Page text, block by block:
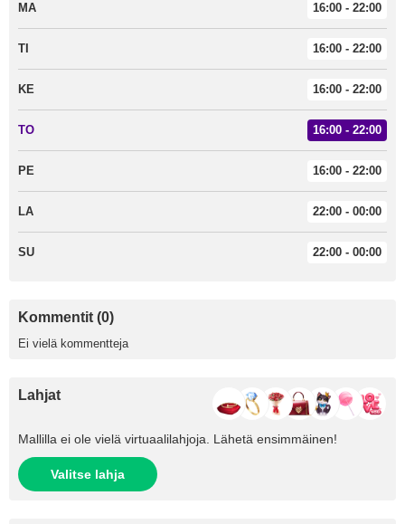
MA 16:00 - 22:00
TI 16:00 - 22:00
KE 16:00 - 22:00
TO 16:00 - 22:00
PE 16:00 - 22:00
LA 22:00 - 00:00
SU 22:00 - 00:00
Kommentit (0)
Ei vielä kommentteja
Lahjat
Mallilla ei ole vielä virtuaalilahjoja. Lähetä ensimmäinen!
Valitse lahja